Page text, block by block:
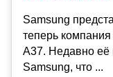
Samsung
теперь
A37. Недавно её
Samsung, что ...